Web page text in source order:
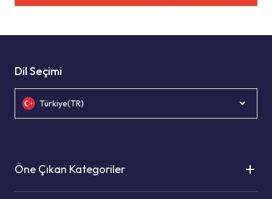
Dil Seçimi
Türkiye(TR)
Öne Çıkan Kategoriler